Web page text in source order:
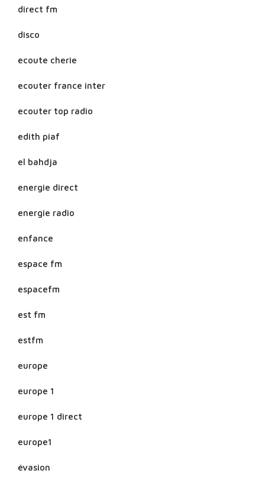
direct fm
disco
ecoute cherie
ecouter france inter
ecouter top radio
edith piaf
el bahdja
energie direct
energie radio
enfance
espace fm
espacefm
est fm
estfm
europe
europe 1
europe 1 direct
europe1
évasion